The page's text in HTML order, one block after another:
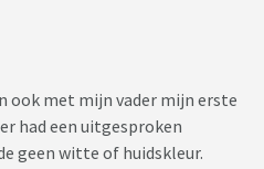
ook met mijn vader mijn erste
had een uitgesproken
geen witte of huidskleur.